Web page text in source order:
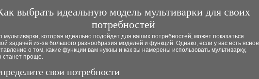
выбрать идеальную модель мультиварки для своих
потребностей
мультиварки, которая идеально подойдет для ваших потребностей, может показаться
задачей из-за большого разнообразия моделей и функций. Однако, если у вас есть ясное
о том, какие функции вам нужны и как вы намерены использовать мультиварку,
станет проще.
свои потребности